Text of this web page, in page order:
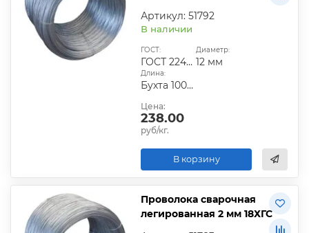
Артикул: 51792
В наличии
ГОСТ:
ГОСТ 2246-70
Диаметр:
12 мм
Длина:
Бухта 100-200 кг
Цена:
238.00
руб/кг.
В корзину
Проволока сварочная
легированная 2 мм 18ХГС